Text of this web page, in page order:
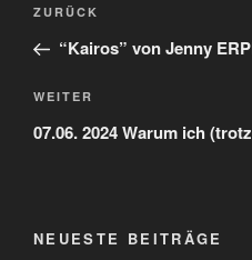
ZURÜCK
“Kairos” von Jenny
WEITER
07.06. 2024 Warum ich
NEUESTE BEITRÄGE